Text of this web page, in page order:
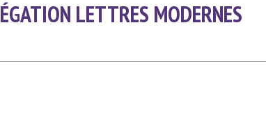
LETTRES MODERNES